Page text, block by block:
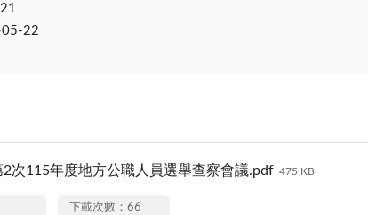
05-22
次115年度地方公職人員選舉查察會議.pdf 475 KB
下載次數：66